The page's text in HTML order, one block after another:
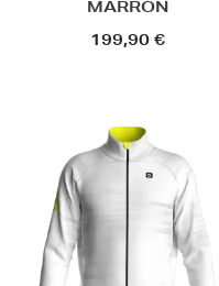
MARRON
199,90 €